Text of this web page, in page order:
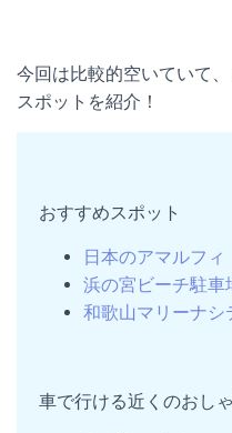
今回は比較的空いていて
スポットを紹介！
おすすめスポット
日本のアマルフ
浜の宮ビーチ駐車
和歌山マリーナシ
車で行ける近くのおし